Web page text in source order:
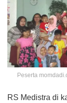
Peserta
RS Medistra di